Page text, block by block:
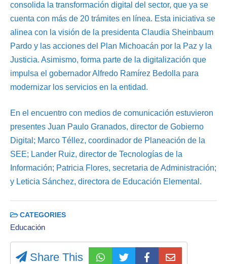
consolida la transformación digital del sector, que ya se
cuenta con más de 20 trámites en línea. Esta iniciativa se
alinea con la visión de la presidenta Claudia Sheinbaum
Pardo y las acciones del Plan Michoacán por la Paz y la
Justicia. Asimismo, forma parte de la digitalización que
impulsa el gobernador Alfredo Ramírez Bedolla para
modernizar los servicios en la entidad.
En el encuentro con medios de comunicación estuvieron
presentes Juan Paulo Granados, director de Gobierno
Digital; Marco Téllez, coordinador de Planeación de la
SEE; Lander Ruiz, director de Tecnologías de la
Información; Patricia Flores, secretaria de Administración;
y Leticia Sánchez, directora de Educación Elemental.
CATEGORIES
Educación
Share This